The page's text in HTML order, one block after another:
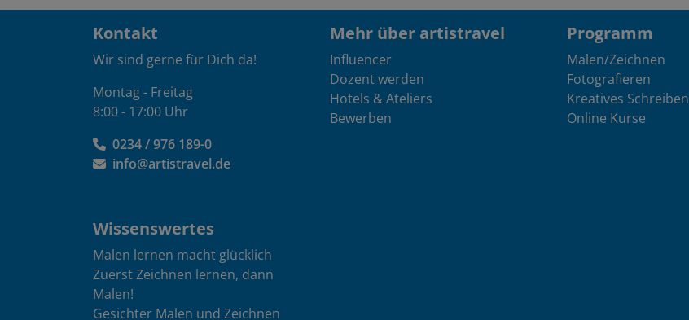
Kontakt
Wir sind gerne für Dich da!
Montag - Freitag
8:00 - 17:00 Uhr
0234 / 976 189-0
info@artistravel.de
Wissenswertes
Malen lernen macht glücklich
Zuerst Zeichnen lernen, dann
Malen!
Gesichter Malen und Zeichnen
Mehr über artistravel
Influencer
Dozent werden
Hotels & Ateliers
Bewerben
Programm
Malen/Zeichnen
Fotografieren
Kreatives Schreiben
Online Kurse